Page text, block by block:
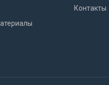
Контакты